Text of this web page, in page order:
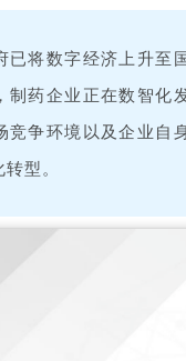
已将数字经济上升至
制药企业正在数智化
竞争环境以及企业自
型。